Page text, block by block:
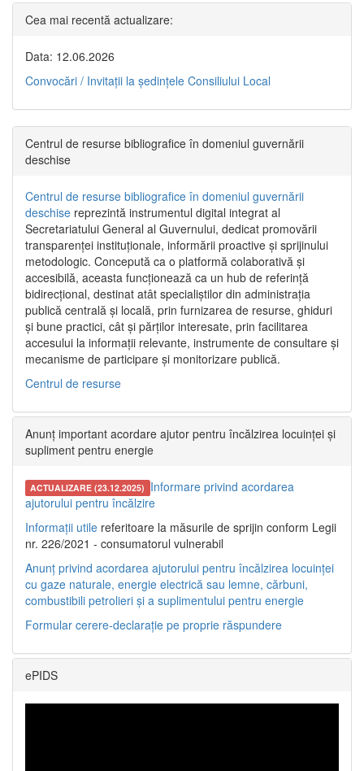
Cea mai recentă actualizare:
Data: 12.06.2026
Convocări / Invitaţii la şedinţele Consiliului Local
Centrul de resurse bibliografice în domeniul guvernării
deschise
Centrul de resurse bibliografice în domeniul guvernării
deschise reprezintă instrumentul digital integrat al
Secretariatului General al Guvernului, dedicat promovării
transparenței instituționale, informării proactive și sprijinului
metodologic. Concepută ca o platformă colaborativă și
accesibilă, aceasta funcționează ca un hub de referință
bidirecțional, destinat atât specialiștilor din administrația
publică centrală și locală, prin furnizarea de resurse, ghiduri
și bune practici, cât și părților interesate, prin facilitarea
accesului la informații relevante, instrumente de consultare și
mecanisme de participare și monitorizare publică.
Centrul de resurse
Anunț important acordare ajutor pentru încălzirea locuinței și
supliment pentru energie
ACTUALIZARE (23.12.2025) Informare privind acordarea
ajutorului pentru încălzire
Informații utile referitoare la măsurile de sprijin conform Legii
nr. 226/2021 - consumatorul vulnerabil
Anunț privind acordarea ajutorului pentru încălzirea locuinței
cu gaze naturale, energie electrică sau lemne, cărbuni,
combustibili petrolieri și a suplimentului pentru energie
Formular cerere-declarație pe proprie răspundere
ePIDS